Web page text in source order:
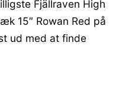
,
0
Fjällraven High
15″ Rowan Red på
ud med at finde